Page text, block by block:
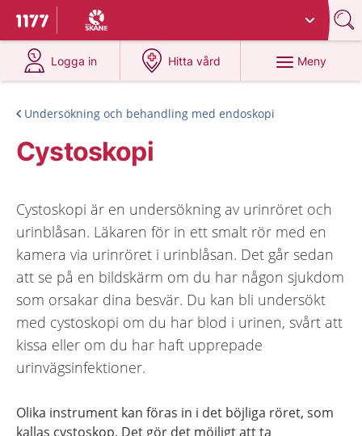
Till startsidan för 1177
Du har valt region
Logga in
på 1177.se
Hitta vård
på 1177.se
Meny
Undersökning och behandling med endoskopi
Cystoskopi
Cystoskopi är en undersökning av urinröret och
urinblåsan. Läkaren för in ett smalt rör med en
kamera via urinröret i urinblåsan. Det går sedan
att se på en bildskärm om du har någon sjukdom
som orsakar dina besvär. Du kan bli undersökt
med cystoskopi om du har blod i urinen, svårt att
kissa eller om du har haft upprepade
urinvägsinfektioner.
Olika instrument kan föras in i det böjliga röret, som
kallas cystoskop. Det gör det möjligt att ta